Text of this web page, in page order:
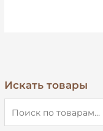
Искать товары
И
с